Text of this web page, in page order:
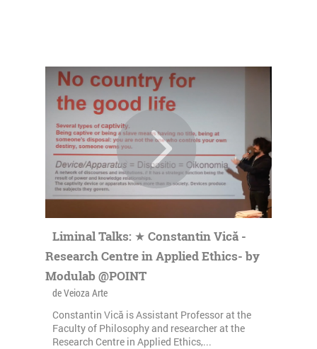
Liminal Talks: ★ Constantin Vică -
Research Centre in Applied Ethics- by
Modulab @POINT
de Veioza Arte
Constantin Vică is Assistant Professor at the
Faculty of Philosophy and researcher at the
Research Centre in Applied Ethics,...